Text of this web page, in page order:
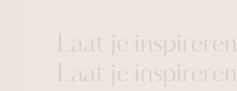
Laat je
Laat je